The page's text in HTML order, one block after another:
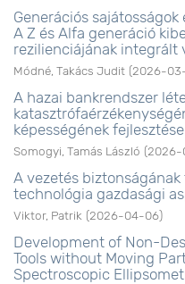
Generációs
A Z és Alfa generáció
rezilienciájának integrált
Módné, Takács Judit (2026-
A hazai bankrendszer
képességének fejlesztése
Somogyi, Tamás László (
A vezetés
technológia gazdasági
Viktor, Patrik (2026-04-06)
Development of Non-
Tools without Moving
Spectroscopic